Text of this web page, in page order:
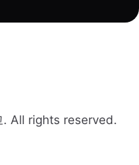
All rights reserved.